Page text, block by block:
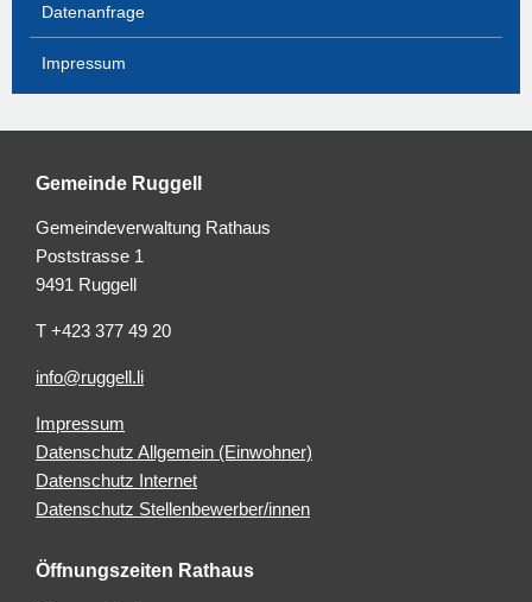
Datenanfrage
Impressum
Gemeinde Ruggell
Gemeindeverwaltung Rathaus
Poststrasse 1
9491 Ruggell
T +423 377 49 20
info@ruggell.li
Impressum
Datenschutz Allgemein (Einwohner)
Datenschutz Internet
Datenschutz Stellenbewerber/innen
Öffnungszeiten Rathaus